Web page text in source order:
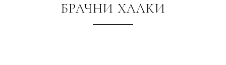
БРАЧНИ ХАЛКИ